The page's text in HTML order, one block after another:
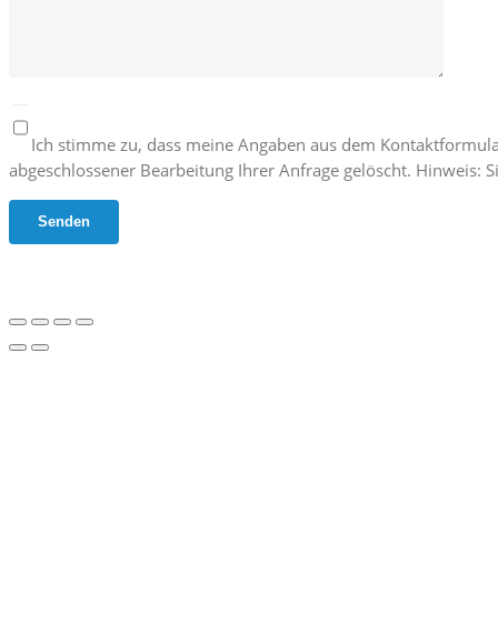
Ich stimme zu, dass meine Angaben aus dem
abgeschlossener Bearbeitung Ihrer Anfrage gelöscht.